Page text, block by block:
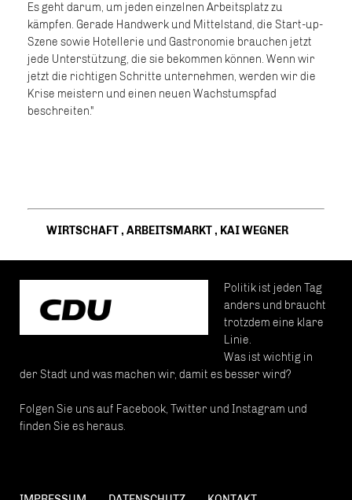
Es geht darum, um jeden einzelnen Arbeitsplatz zu
kämpfen. Gerade Handwerk und Mittelstand, die Start-up-
Szene sowie Hotellerie und Gastronomie brauchen jetzt
jede Unterstützung, die sie bekommen können. Wenn wir
jetzt die richtigen Schritte unternehmen, werden wir die
Krise meistern und einen neuen Wachstumspfad
beschreiten."
WIRTSCHAFT, ARBEITSMARKT, KAI WEGNER
Politik ist jeden Tag
anders und braucht
trotzdem eine klare
Linie.
Was ist wichtig in
der Stadt und was machen wir, damit es besser wird?
Folgen Sie uns auf Facebook, Twitter und Instagram und
finden Sie es heraus.